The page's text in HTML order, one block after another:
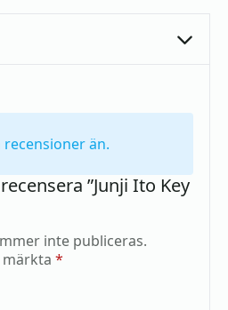
än.
”Junji Ito Key
inte publiceras.
*